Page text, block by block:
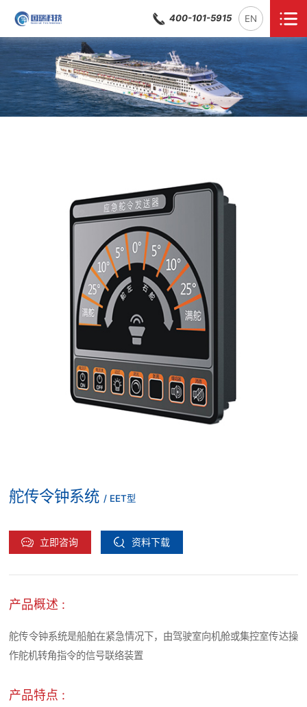
400-101-5915 EN
舵传令钟系统 / EET型
立即咨询 资料下载
产品概述 :
舵传令钟系统是船舶在紧急情况下，由驾驶室向机舱或集控室传达操
作舵机转角指令的信号联络装置
产品特点 :